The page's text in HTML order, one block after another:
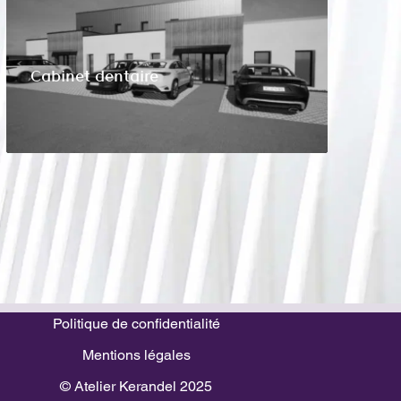
Cabinet dentaire
Politique de confidentialité
Mentions légales
© Atelier Kerandel 2025